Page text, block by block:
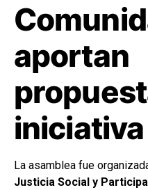
aportan
La asamblea fue
Justicia Social y